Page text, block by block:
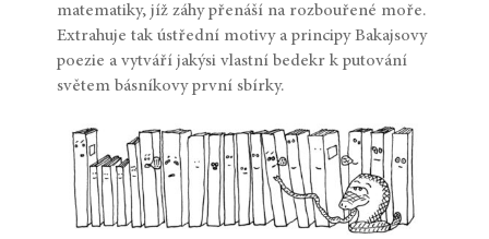
matematiky, jíž záhy přenáší na rozbouřené moře.
Extrahuje tak ústřední motivy a principy Bakajsovy
poezie a vytváří jakýsi vlastní bedekr k putování
světem básníkovy první sbírky.